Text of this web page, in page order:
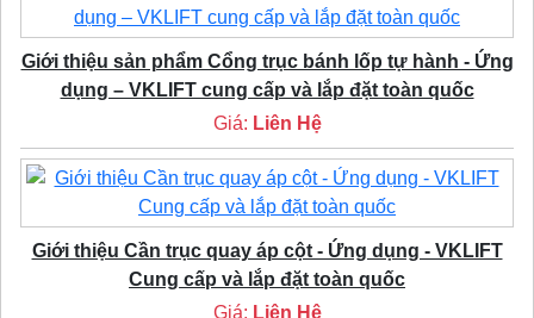
Giới thiệu sản phẩm Cổng trục bánh lốp tự hành - Ứng
dụng – VKLIFT cung cấp và lắp đặt toàn quốc
Giá: Liên Hệ
Giới thiệu Cần trục quay áp cột - Ứng dụng - VKLIFT
Cung cấp và lắp đặt toàn quốc
Giá: Liên Hệ